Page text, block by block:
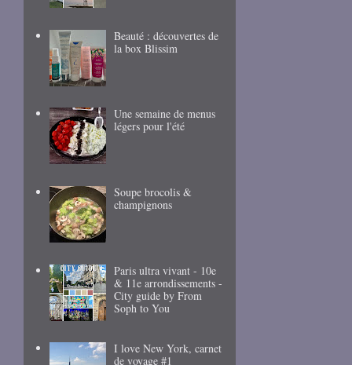
Beauté : découvertes de
la box Blissim
Une semaine de menus
légers pour l'été
Soupe brocolis &
champignons
Paris ultra vivant - 10e
& 11e arrondissements -
City guide by From
Soph to You
I love New York, carnet
de voyage #1